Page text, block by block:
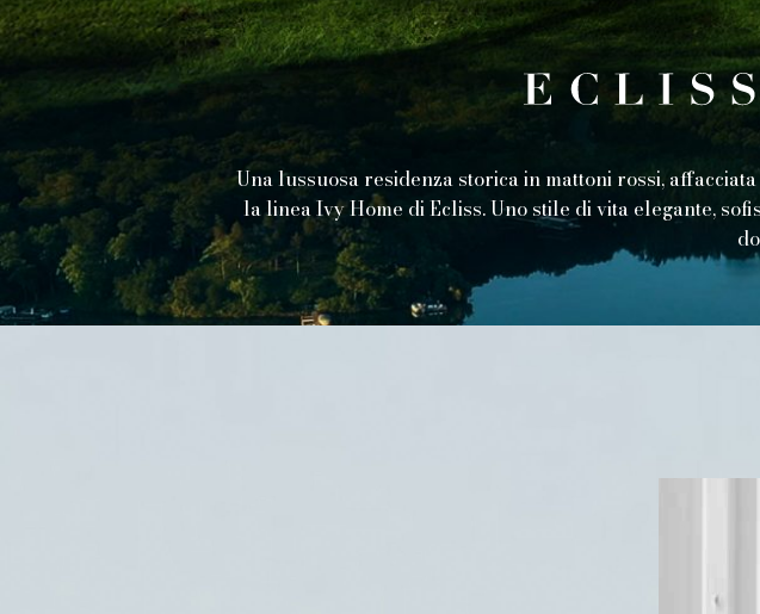
Una lussuosa residenza storica in mattoni rossi,
la linea Ivy Home di Ecliss. Uno stile di vita elegante,